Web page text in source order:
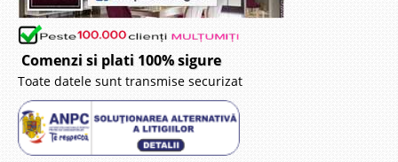
Comenzi si plati 100% sigure
Toate datele sunt transmise securizat